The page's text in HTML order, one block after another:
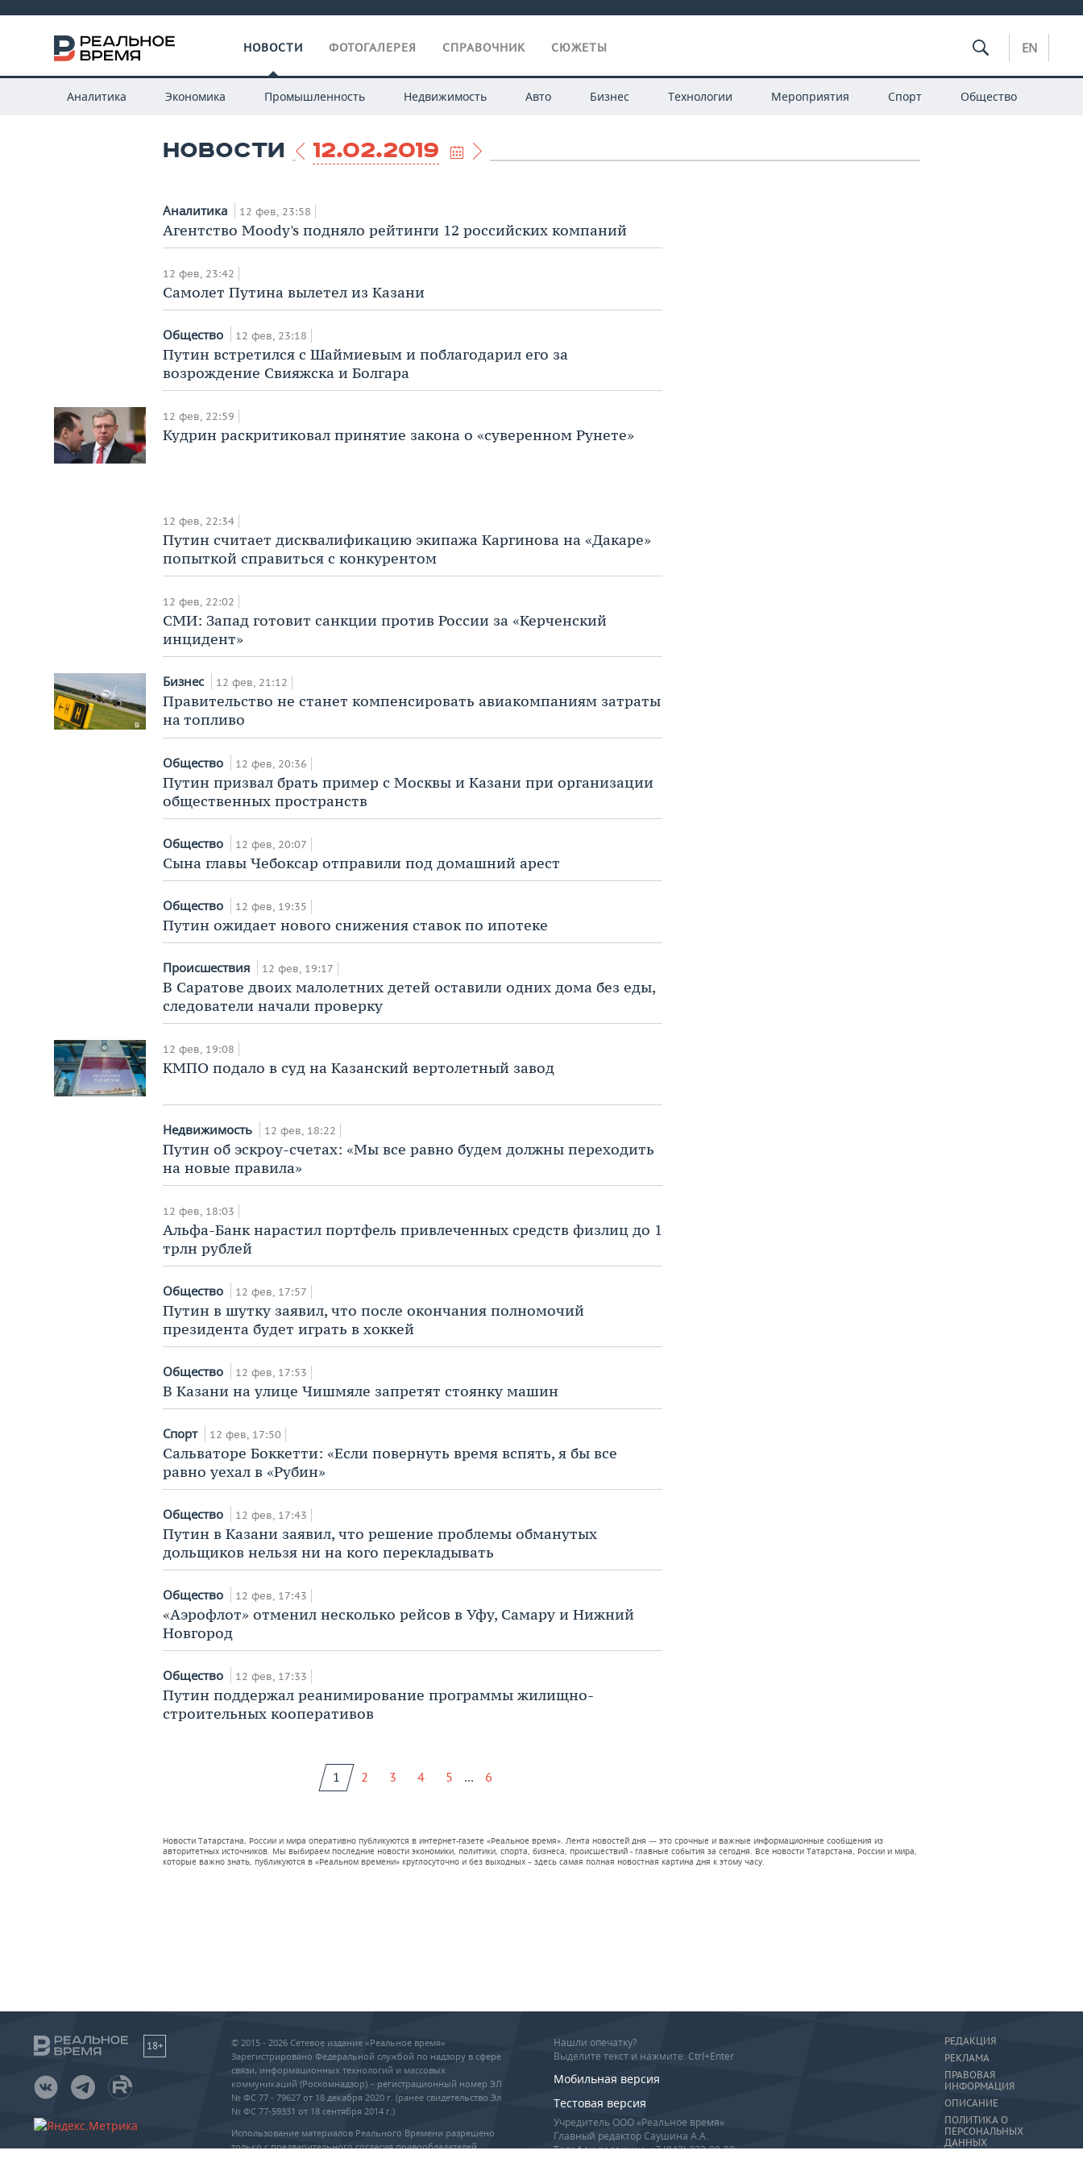
НОВОСТИ ФОТОГАЛЕРЕЯ СПРАВОЧНИК СЮЖЕТЫ EN
Аналитика Экономика Промышленность Недвижимость Авто Бизнес Технологии Мероприятия Спорт Общество
НОВОСТИ 12.02.2019
Аналитика 12 фев, 23:58
Агентство Moody's подняло рейтинги 12 российских компаний
12 фев, 23:42
Самолет Путина вылетел из Казани
Общество 12 фев, 23:18
Путин встретился с Шаймиевым и поблагодарил его за
возрождение Свияжска и Болгара
12 фев, 22:59
Кудрин раскритиковал принятие закона о «суверенном Рунете»
12 фев, 22:34
Путин считает дисквалификацию экипажа Каргинова на «Дакаре»
попыткой справиться с конкурентом
12 фев, 22:02
СМИ: Запад готовит санкции против России за «Керченский
инцидент»
Бизнес 12 фев, 21:12
Правительство не станет компенсировать авиакомпаниям затраты
на топливо
Общество 12 фев, 20:36
Путин призвал брать пример с Москвы и Казани при организации
общественных пространств
Общество 12 фев, 20:07
Сына главы Чебоксар отправили под домашний арест
Общество 12 фев, 19:35
Путин ожидает нового снижения ставок по ипотеке
Происшествия 12 фев, 19:17
В Саратове двоих малолетних детей оставили одних дома без еды,
следователи начали проверку
12 фев, 19:08
КМПО подало в суд на Казанский вертолетный завод
Недвижимость 12 фев, 18:22
Путин об эскроу-счетах: «Мы все равно будем должны переходить
на новые правила»
12 фев, 18:03
Альфа-Банк нарастил портфель привлеченных средств физлиц до 1
трлн рублей
Общество 12 фев, 17:57
Путин в шутку заявил, что после окончания полномочий
президента будет играть в хоккей
Общество 12 фев, 17:53
В Казани на улице Чишмяле запретят стоянку машин
Спорт 12 фев, 17:50
Сальваторе Боккетти: «Если повернуть время вспять, я бы все
равно уехал в «Рубин»
Общество 12 фев, 17:43
Путин в Казани заявил, что решение проблемы обманутых
дольщиков нельзя ни на кого перекладывать
Общество 12 фев, 17:43
«Аэрофлот» отменил несколько рейсов в Уфу, Самару и Нижний
Новгород
Общество 12 фев, 17:33
Путин поддержал реанимирование программы жилищно-
строительных кооперативов
1 2 3 4 5 ... 6
Новости Татарстана, России и мира оперативно публикуются в интернет-газете «Реальное время». Лента новостей дня — это срочные и важные информационные сообщения из
авторитетных источников. Мы выбираем последние новости экономики, политики, спорта, бизнеса, происшествий - главные события за сегодня. Все новости Татарстана, России и мира,
которые важно знать, публикуются в «Реальном времени» круглосуточно и без выходных – здесь самая полная новостная картина дня к этому часу.
18+
© 2015 - 2026 Сетевое издание «Реальное время»
Зарегистрировано Федеральной службой по надзору в сфере
связи, информационных технологий и массовых
коммуникаций (Роскомнадзор) – регистрационный номер ЭЛ
№ ФС 77 - 79627 от 18 декабря 2020 г. (ранее свидетельство Эл
№ ФС 77-59331 от 18 сентября 2014 г.)
Использование материалов Реального Времени разрешено
только с предварительного согласия правообладателей,
Нашли опечатку?
Выделите текст и нажмите: Ctrl+Enter
Мобильная версия
Тестовая версия
Учредитель ООО «Реальное время»
Главный редактор Саушина А.А.
Телефон редакции: +7 (843) 222-90-80
РЕДАКЦИЯ
РЕКЛАМА
ПРАВОВАЯ
ИНФОРМАЦИЯ
ОПИСАНИЕ
ПОЛИТИКА О
ПЕРСОНАЛЬНЫХ
ДАННЫХ